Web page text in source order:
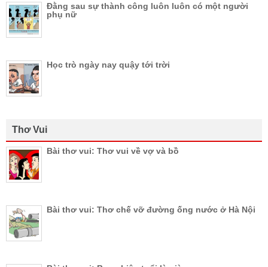
Đằng sau sự thành công luôn luôn có một người
phụ nữ
Học trò ngày nay quậy tới trời
Thơ Vui
Bài thơ vui: Thơ vui về vợ và bồ
Bài thơ vui: Thơ chế vỡ đường ống nước ở Hà Nội